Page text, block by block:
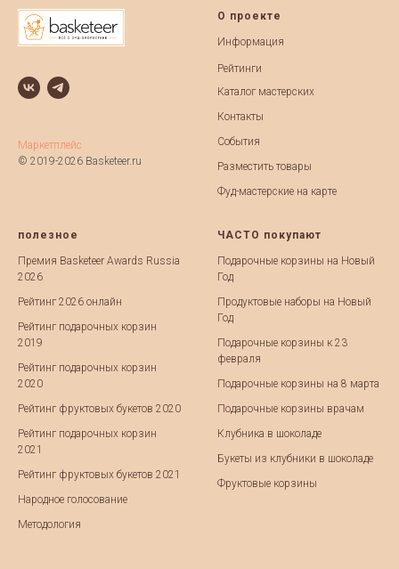
Маркетплейс
© 2019-2026 Basketeer.ru
О проекте
Информация
Рейтинги
Каталог мастерских
Контакты
События
Разместить товары
Фуд-мастерские на карте
полезное
Премия Basketeer Awards Russia
2026
Рейтинг 2026 онлайн
Рейтинг подарочных корзин
2019
Рейтинг подарочных корзин
2020
Рейтинг фруктовых букетов 2020
Рейтинг подарочных корзин
2021
Рейтинг фруктовых букетов 2021
Народное голосование
Методология
ЧАСТО покупают
Подарочные корзины на Новый
Год
Продуктовые наборы на Новый
Год
Подарочные корзины к 23
февраля
Подарочные корзины на 8 марта
Подарочные корзины врачам
Клубника в шоколаде
Букеты из клубники в шоколаде
Фруктовые корзины